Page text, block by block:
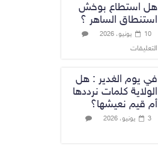
هل استطاع بوخش
استنطاق الساهر ؟
10 يونيو، 2026
التعليقات
في يوم الغدير : هل
الولاية كلمات نرددها
أم قيم نعيشها؟
3 يونيو، 2026